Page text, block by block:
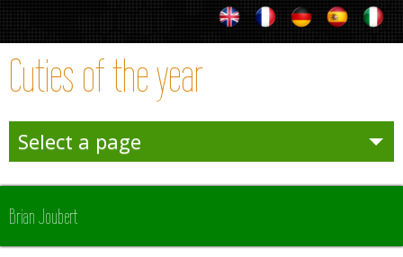
Cuties of the year
Select a page
Entertainies
Brian Joubert